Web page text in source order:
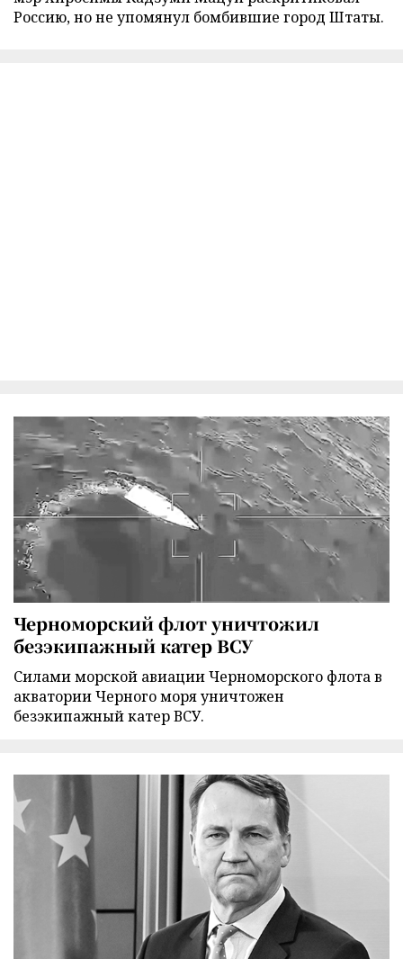
Россию, но не упомянул бомбившие город Штаты.
Черноморский флот уничтожил
безэкипажный катер ВСУ
Силами морской авиации Черноморского флота в
акватории Черного моря уничтожен
безэкипажный катер ВСУ.